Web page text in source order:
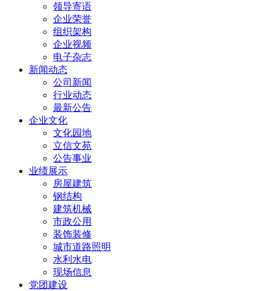
领导寄语
企业荣誉
组织架构
企业视频
电子杂志
新闻动态
公司新闻
行业动态
最新公告
企业文化
文化园地
立信文苑
公告事业
业绩展示
房屋建筑
钢结构
建筑机械
市政公用
装饰装修
城市道路照明
水利水电
现场信息
党团建设